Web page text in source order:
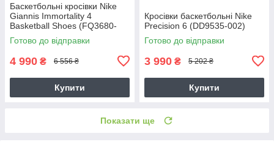
Баскетбольні кросівки Nike
Giannis Immortality 4
Basketball Shoes (FQ3680-
302)
Готово до відправки
4 990 ₴ 6 556 ₴
Купити
Кросівки баскетбольні Nike
Precision 6 (DD9535-002)
Готово до відправки
3 990 ₴ 5 202 ₴
Купити
Показати ще